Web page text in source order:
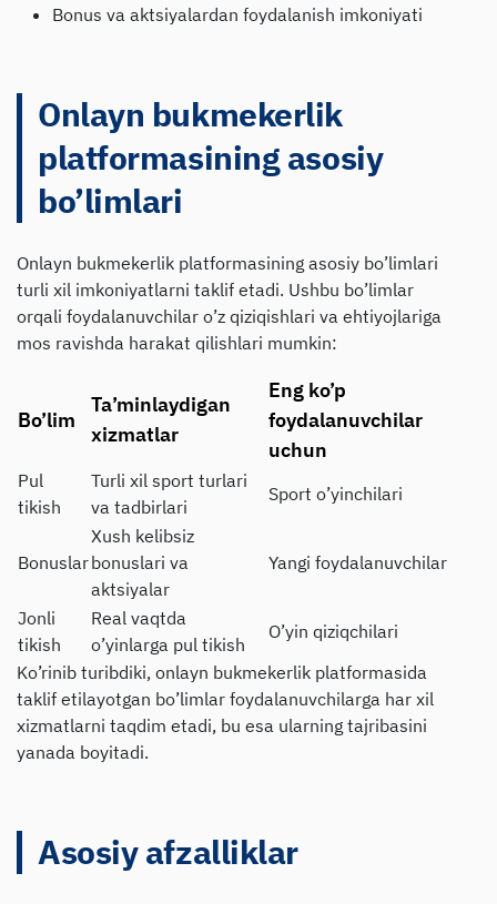
Bonus va aktsiyalardan foydalanish imkoniyati
Onlayn bukmekerlik
platformasining asosiy
bo’limlari
Onlayn bukmekerlik platformasining asosiy bo’limlari
turli xil imkoniyatlarni taklif etadi. Ushbu bo’limlar
orqali foydalanuvchilar o’z qiziqishlari va ehtiyojlariga
mos ravishda harakat qilishlari mumkin:
Bo’lim
Ta’minlaydigan
xizmatlar
Eng ko’p
foydalanuvchilar
uchun
Pul
tikish
Turli xil sport turlari
va tadbirlari
Sport o’yinchilari
Bonuslar
Xush kelibsiz
bonuslari va
aktsiyalar
Yangi foydalanuvchilar
Jonli
tikish
Real vaqtda
o’yinlarga pul tikish
O’yin qiziqchilari
Ko’rinib turibdiki, onlayn bukmekerlik platformasida
taklif etilayotgan bo’limlar foydalanuvchilarga har xil
xizmatlarni taqdim etadi, bu esa ularning tajribasini
yanada boyitadi.
Asosiy afzalliklar